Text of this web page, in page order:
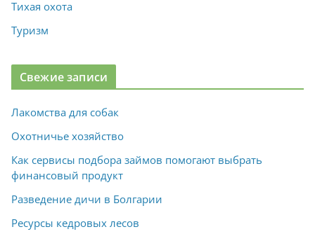
Тихая охота
Туризм
Свежие записи
Лакомства для собак
Охотничье хозяйство
Как сервисы подбора займов помогают выбрать
финансовый продукт
Разведение дичи в Болгарии
Ресурсы кедровых лесов